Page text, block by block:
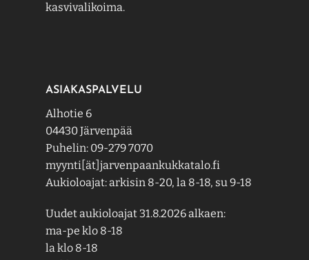
kasvivalikoima.
ASIAKASPALVELU
Alhotie 6
04430 Järvenpää
Puhelin: 09-279 7070
myynti[ät]jarvenpaankukkatalo.fi
Aukioloajat: arkisin 8-20, la 8-18, su 9-18
Uudet aukioloajat 31.8.2026 alkaen:
ma-pe klo 8-18
la klo 8-18